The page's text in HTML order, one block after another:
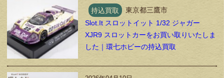
持込買取
東京都三鷹市
Slot.It スロットイット 1/32 ジャガー
XJR9 スロットカーをお買い取りいたしま
した｜環七ホビーの持込買取